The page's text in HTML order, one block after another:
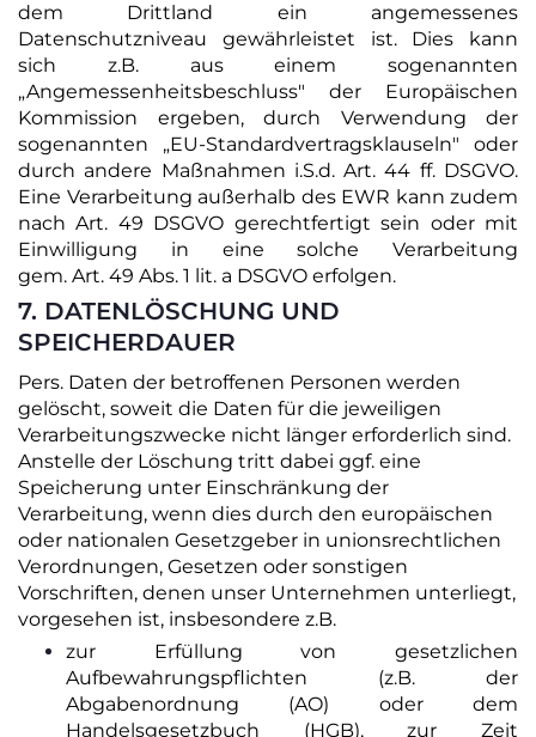
dem Drittland ein angemessenes
Datenschutzniveau gewährleistet ist. Dies kann
sich z.B. aus einem sogenannten
„Angemessenheitsbeschluss" der Europäischen
Kommission ergeben, durch Verwendung der
sogenannten „EU-Standardvertragsklauseln" oder
durch andere Maßnahmen i.S.d. Art. 44 ff. DSGVO.
Eine Verarbeitung außerhalb des EWR kann zudem
nach Art. 49 DSGVO gerechtfertigt sein oder mit
Einwilligung in eine solche Verarbeitung
gem. Art. 49 Abs. 1 lit. a DSGVO erfolgen.
7. DATENLÖSCHUNG UND
SPEICHERDAUER
Pers. Daten der betroffenen Personen werden
gelöscht, soweit die Daten für die jeweiligen
Verarbeitungszwecke nicht länger erforderlich sind.
Anstelle der Löschung tritt dabei ggf. eine
Speicherung unter Einschränkung der
Verarbeitung, wenn dies durch den europäischen
oder nationalen Gesetzgeber in unionsrechtlichen
Verordnungen, Gesetzen oder sonstigen
Vorschriften, denen unser Unternehmen unterliegt,
vorgesehen ist, insbesondere z.B.
zur Erfüllung von gesetzlichen
Aufbewahrungspflichten (z.B. der
Abgabenordnung (AO) oder dem
Handelsgesetzbuch (HGB), zur Zeit